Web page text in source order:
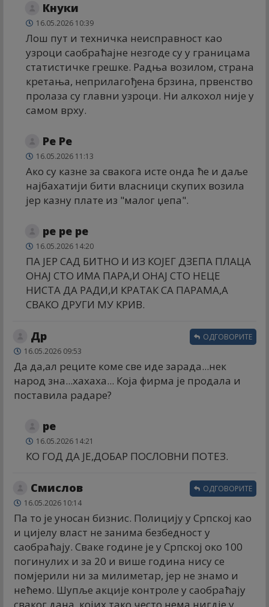
Кнуки
16.05.2026 10:39
Лош пут и техничка неисправност као
узроци саобраћајне незгоде су у границама
статистичке грешке. Радња возилом, страна
кретања, неприлагођена брзина, првенство
пролаза су главни узроци. Ни алкохол није у
самом врху.
Ре Ре
16.05.2026 11:13
Ако су казне за свакога исте онда ће и даље
најбахатији бити власници скупих возила
јер казну плате из "малог џепа".
ре ре ре
16.05.2026 14:20
ПА ЈЕР САД БИТНО И ИЗ КОЈЕГ ДЗЕПА ПЛАЦА
ОНАЈ СТО ИМА ПАРА,И ОНАЈ СТО НЕЦЕ
НИСТА ДА РАДИ,И КРАТАК СА ПАРАМА,А
СВАКО ДРУГИ МУ КРИВ.
Др
16.05.2026 09:53
Да да,ал реците коме све иде зарада...нек
народ зна...хахаха... Која фирма је продала и
поставила радаре?
ОДГОВОРИТЕ
ре
16.05.2026 14:21
КО ГОД ДА ЈЕ,ДОБАР ПОСЛОВНИ ПОТЕЗ.
Смислов
16.05.2026 10:14
Па то је уносан бизнис. Полицију у Српској као
и цијелу власт не занима безбедност у
саобраћају. Сваке године је у Српској око 100
погинулих и за 20 и више година нису се
помјерили ни за милиметар, јер не знамо и
нећемо. Шупље акције контроле у саобраћају
ОДГОВОРИТЕ